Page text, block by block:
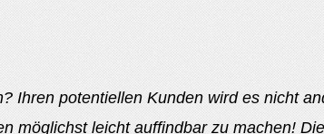
Ihren potentiellen Kunden wird es nicht
möglichst leicht auffindbar zu machen!